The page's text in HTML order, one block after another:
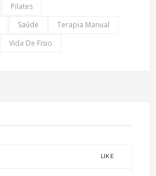
Pilates
Saúde
Terapia Manual
Vida De Fisio
LIKE